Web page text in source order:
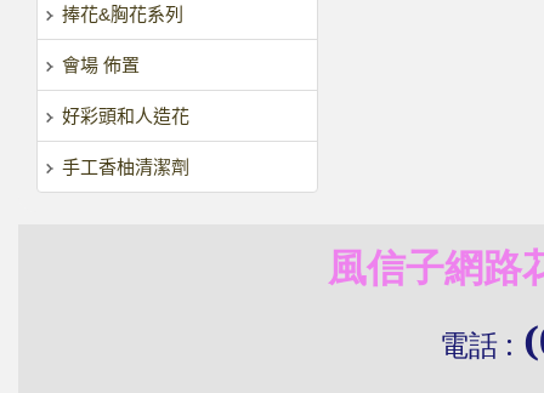
捧花&胸花系列
會場 佈置
好彩頭和人造花
手工香柚清潔劑
風信子網路
電話 :